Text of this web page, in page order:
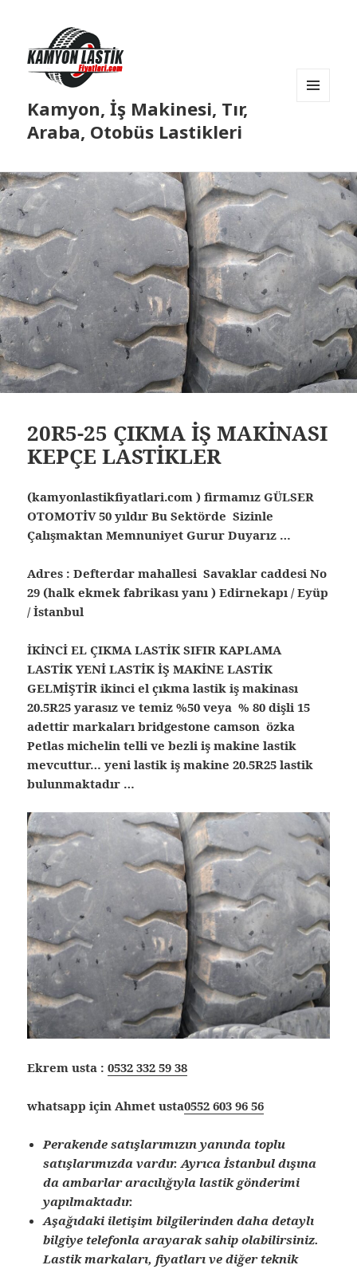
Kamyon, İş Makinesi, Tır,
Araba, Otobüs Lastikleri
20R5-25 ÇIKMA İŞ MAKİNASI
KEPÇE LASTİKLER
(kamyonlastikfiyatlari.com ) firmamız GÜLSER
OTOMOTİV 50 yıldır Bu Sektörde Sizinle
Çalışmaktan Memnuniyet Gurur Duyarız …
Adres : Defterdar mahallesi Savaklar caddesi No
29 (halk ekmek fabrikası yanı ) Edirnekapı / Eyüp
/ İstanbul
İKİNCİ EL ÇIKMA LASTİK SIFIR KAPLAMA
LASTİK YENİ LASTİK İŞ MAKİNE LASTİK
GELMİŞTİR ikinci el çıkma lastik iş makinası
20.5R25 yarasız ve temiz %50 veya % 80 dişli 15
adettir markaları bridgestone camson özka
Petlas michelin telli ve bezli iş makine lastik
mevcuttur… yeni lastik iş makine 20.5R25 lastik
bulunmaktadır …
Ekrem usta :0532 332 59 38
whatsapp için Ahmet usta0552 603 96 56
Perakende satışlarımızın yanında toplu
satışlarımızda vardır. Ayrıca İstanbul dışına
da ambarlar aracılığıyla lastik gönderimi
yapılmaktadır.
Aşağıdaki iletişim bilgilerinden daha detaylı
bilgiye telefonla arayarak sahip olabilirsiniz.
Lastik markaları, fiyatları ve diğer teknik